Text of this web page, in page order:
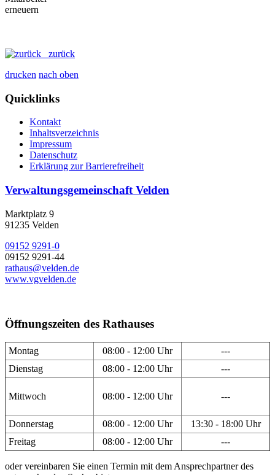
zurück
drucken nach oben
Quicklinks
Kontakt
Inhaltsverzeichnis
Impressum
Datenschutz
Erklärung zur Barrierefreiheit
Verwaltungsgemeinschaft Velden
Marktplatz 9
91235 Velden
09152 9291-0
09152 9291-44
rathaus@velden.de
www.vgvelden.de
Öffnungszeiten des Rathauses
Montag 08:00 - 12:00 Uhr
---
Dienstag
08:00 - 12:00 Uhr ---
Mittwoch 08:00 - 12:00 Uhr ---
Donnerstag 08:00 - 12:00 Uhr
13:30 - 18:00 Uhr
Freitag
08:00 - 12:00 Uhr ---
oder vereinbaren Sie einen Termin mit dem Ansprechpartner des